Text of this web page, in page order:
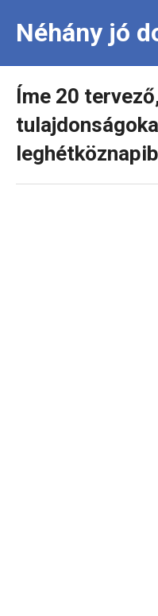
Néhány jó
Íme 20